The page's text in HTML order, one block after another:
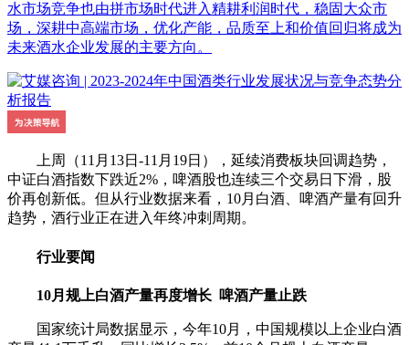
水市场竞争也由拼市场时代进入精耕利润时代，稳固大众市
场，深耕中高端市场，优化产能，品质至上和价值回归将成为
未来酒水企业发展的主要方向。
上周（11月13日-11月19日），延续消费板块回调趋势，
中证白酒指数下跌近2%，啤酒股也连续三个交易日下滑，股
价再创新低。但从行业数据来看，10月白酒、啤酒产量有回升
趋势，酒行业正在进入年终冲刺周期。
行业要闻
10月规上白酒产量再度增长 啤酒产量止跌
国家统计局数据显示，今年10月，中国规模以上企业白酒